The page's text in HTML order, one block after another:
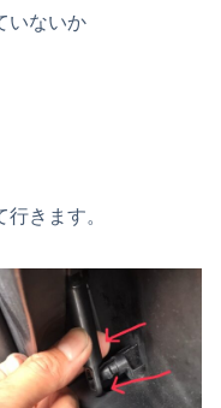
いないか
きます。